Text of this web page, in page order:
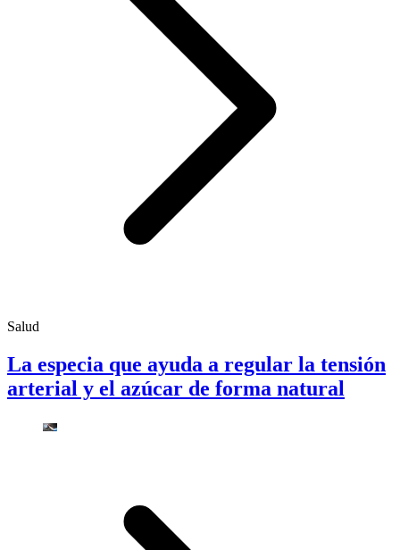
Salud
La especia que ayuda a regular la tensión
arterial y el azúcar de forma natural